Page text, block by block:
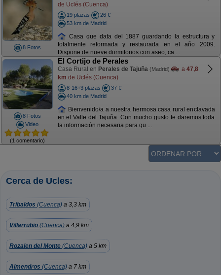
8 Fotos
de Uclés (Cuenca)
19 plazas
26 €
53 km de Madrid
Casa que data del 1887 guardando la estructura y
totalmente reformada y restaurada en el año 2009.
Dispone de nueve dormitorios con aseo, ca ...
8 Fotos
Video
(1 comentario)
El Cortijo de Perales
Casa Rural en Perales de Tajuña (Madrid) a 47,8
km de Uclés (Cuenca)
8-16+3 plazas
37 €
40 km de Madrid
Bienvenido/a a nuestra hermosa casa rural enclavada
en el Valle del Tajuña. Con mucho gusto te daremos toda
la información necesaria para qu ...
Cerca de Ucles:
Tribaldos (Cuenca) a 3,3 km
Villarrubio (Cuenca) a 4,9 km
Rozalen del Monte (Cuenca) a 5 km
Almendros (Cuenca) a 7 km